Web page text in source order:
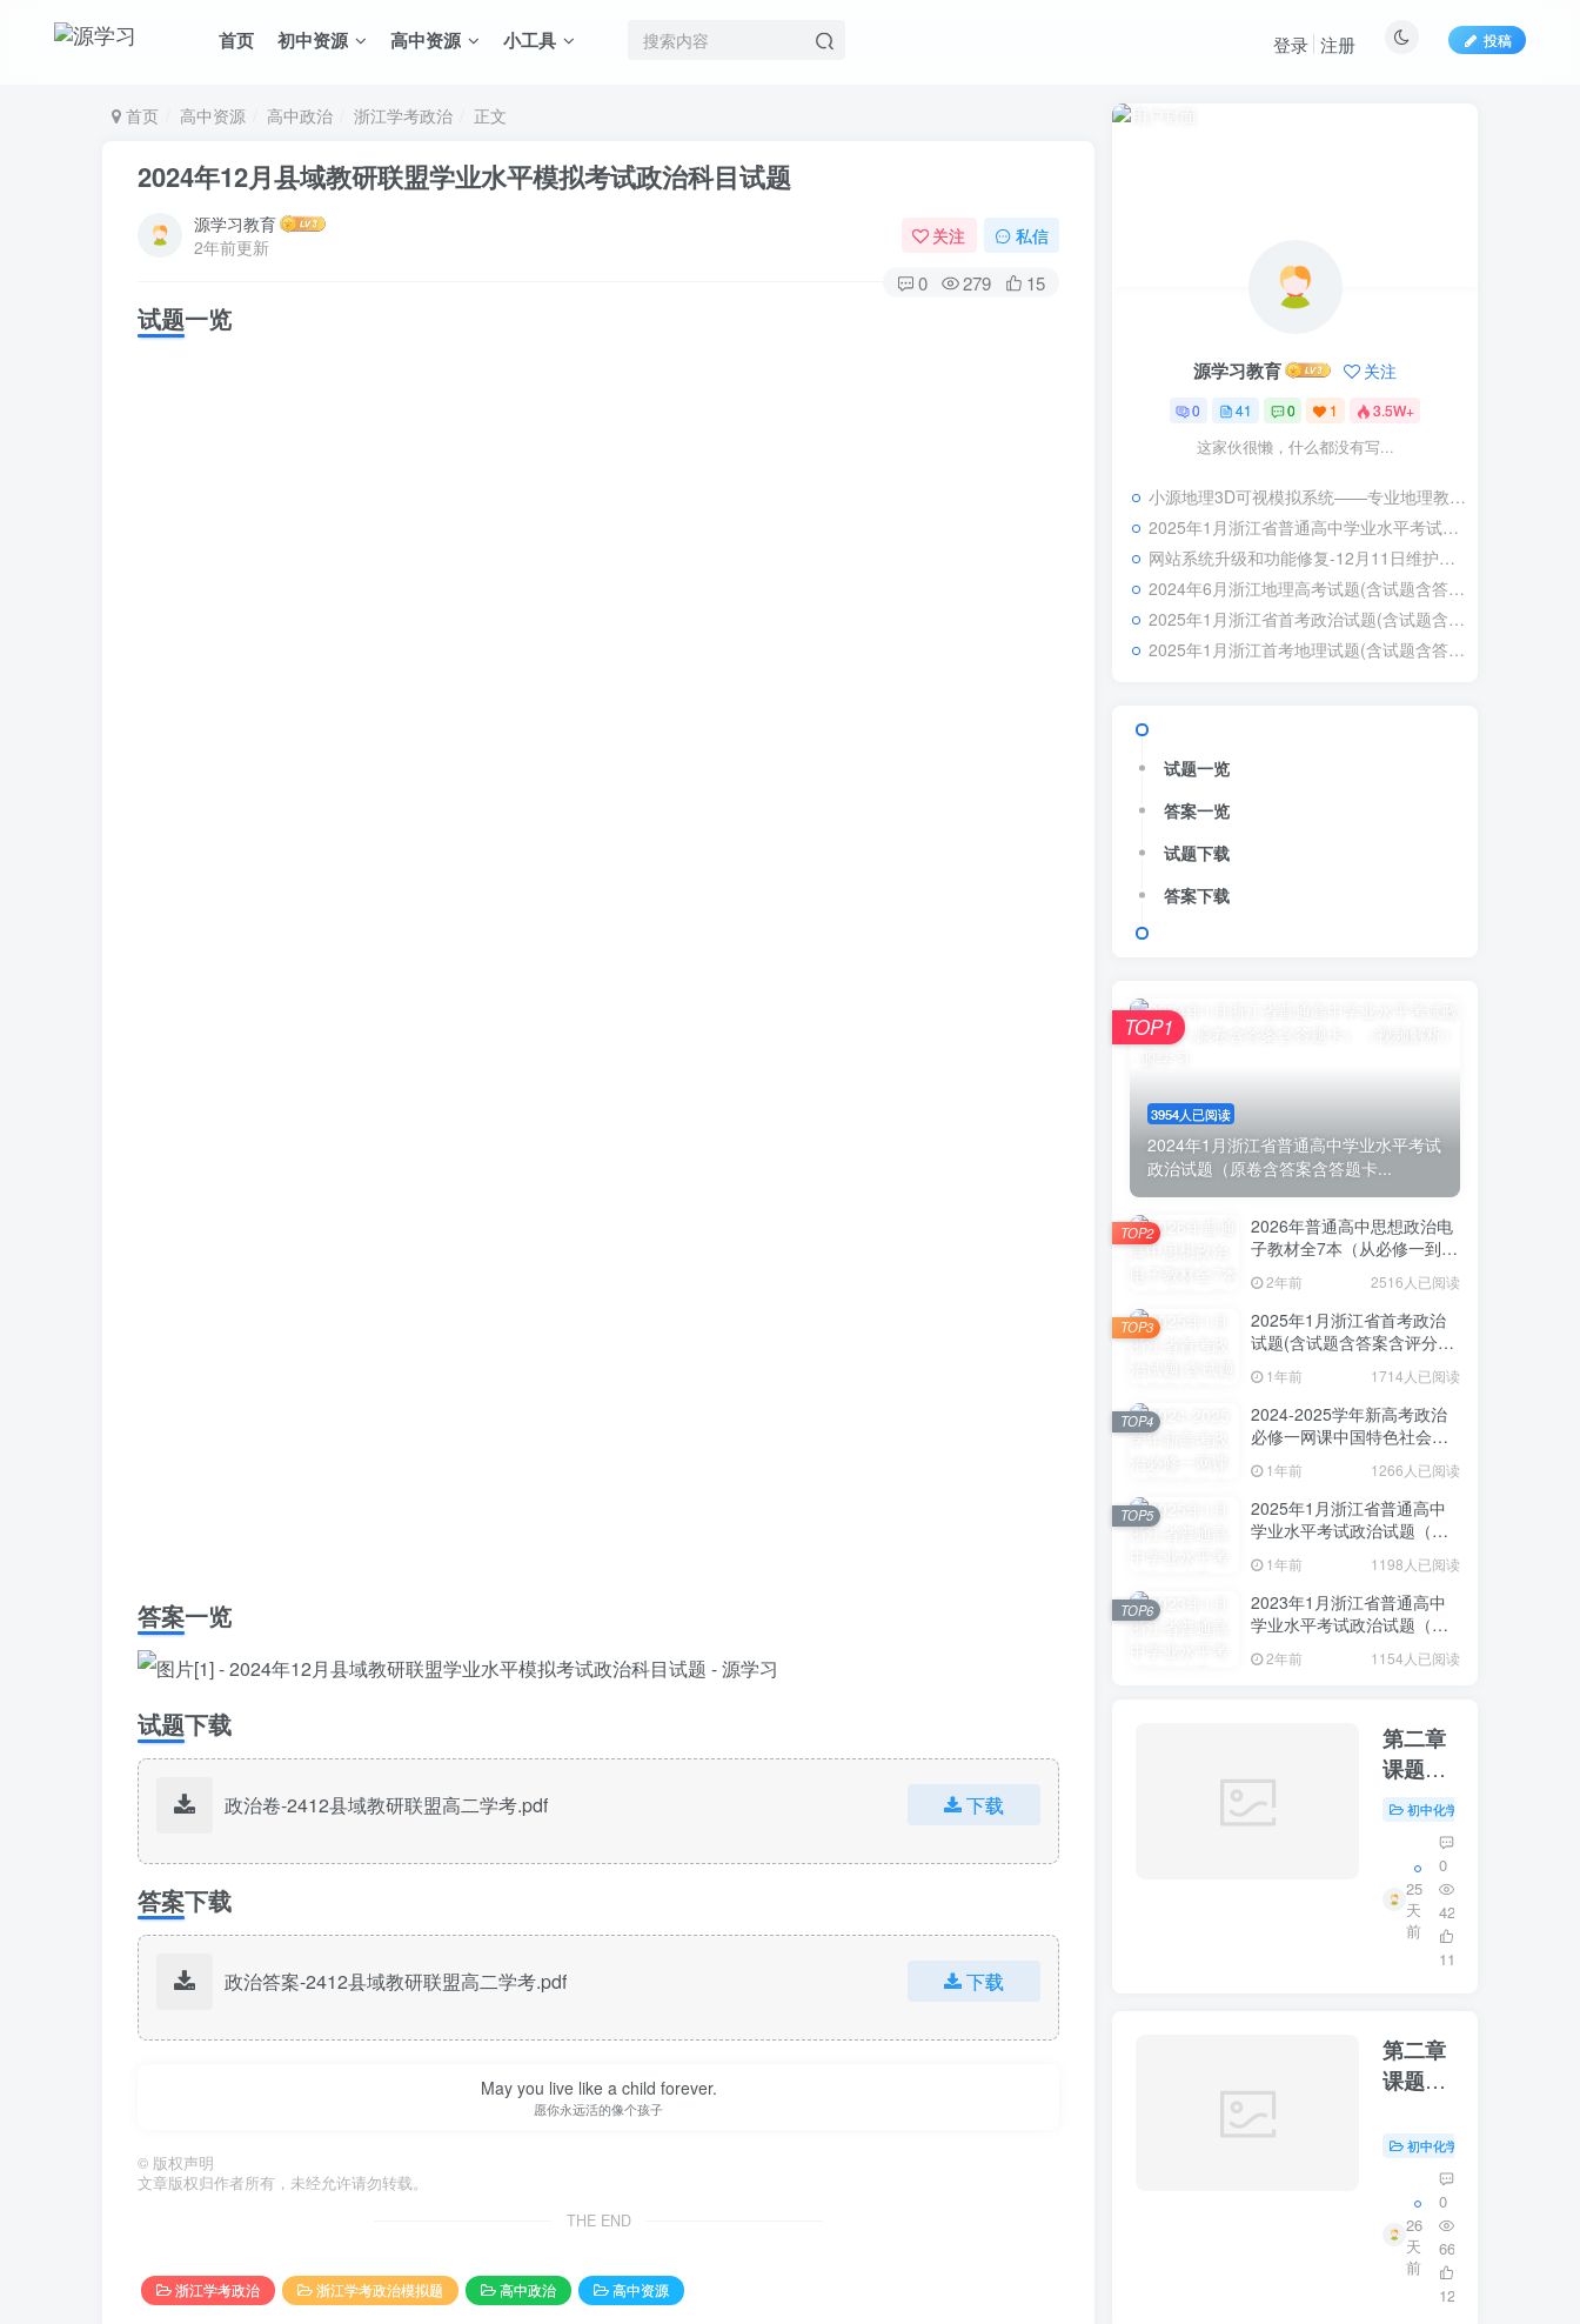
首页 初中资源 高中资源 小工具 投稿
登录 注册
首页 高中资源 高中政治 浙江学考政治 正文
2024年12月县域教研联盟学业水平模拟考试政治科目试题
源学习教育
2年前更新
关注 私信
0 279 15
试题一览
答案一览
试题下载
政治卷-2412县域教研联盟高二学考.pdf 下载
答案下载
政治答案-2412县域教研联盟高二学考.pdf 下载
May you live like a child forever.
愿你永远活的像个孩子
© 版权声明
文章版权归作者所有，未经允许请勿转载。
THE END
浙江学考政治 浙江学考政治模拟题 高中政治 高中资源
源学习教育 关注
0 41 0 1 3.5W+
这家伙很懒，什么都没有写...
小源地理3D可视模拟系统——专业地理教学可视化解决方案
2025年1月浙江省普通高中学业水平考试政治试题真题卷（原卷含答案）
网站系统升级和功能修复-12月11日维护日志
2024年6月浙江地理高考试题(含试题含答案给分详情)
2025年1月浙江省首考政治试题(含试题含答案含评分细则含视频解析)
2025年1月浙江首考地理试题(含试题含答案给分详情)
试题一览
答案一览
试题下载
答案下载
3954人已阅读
2024年1月浙江省普通高中学业水平考试
政治试题（原卷含答案含答题卡...
TOP1
2026年普通高中思想政治电
子教材全7本（从必修一到选
2年前 2516人已阅读
TOP2
2025年1月浙江省首考政治
试题(含试题含答案含评分细
1年前 1714人已阅读
TOP3
2024-2025学年新高考政治
必修一网课中国特色社会主
1年前 1266人已阅读
TOP4
2025年1月浙江省普通高中
学业水平考试政治试题（网
案）1年前 1198人已阅读
TOP5
2023年1月浙江省普通高中
学业水平考试政治试题（原
卷含答案）
2年前 1154人已阅读
TOP6
第二章
课题三
制取氧
气第二
课时
初中化学
25
天
前
0
42
11
第二章
课题三
气第三
初中化学
26
天
前
0
66
12